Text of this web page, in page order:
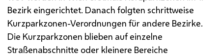
Bezirk eingerichtet. Danach folgten schrittweise
Kurzparkzonen-Verordnungen für andere Bezirke.
Die Kurzparkzonen blieben auf einzelne
Straßenabschnitte oder kleinere Bereiche